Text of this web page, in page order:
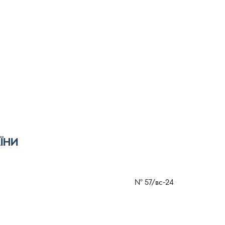
№ 57/вс-24